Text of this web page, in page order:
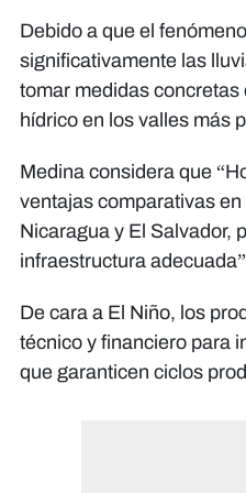
Debido a que el
significativamente las
tomar medidas
hídrico en los valles más
Medina considera que
ventajas comparativas
Nicaragua y El Salvador,
infraestructura
De cara a El Niño, los
técnico y financiero para
que garanticen ciclos